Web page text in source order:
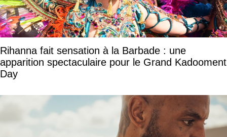
Rihanna fait sensation à la Barbade : une
apparition spectaculaire pour le Grand Kadooment
Day